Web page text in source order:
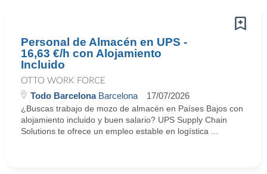
Personal de Almacén en UPS -
16,63 €/h con Alojamiento
Incluido
OTTO WORK FORCE
Todo BarcelonaBarcelona 17/07/2026
¿Buscas trabajo de mozo de almacén en Países Bajos con
alojamiento incluido y buen salario? UPS Supply Chain
Solutions te ofrece un empleo estable en logística ...